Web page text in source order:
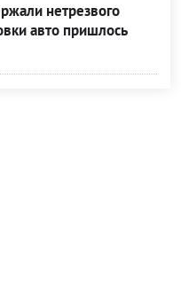
нетрезвого
авто пришлось